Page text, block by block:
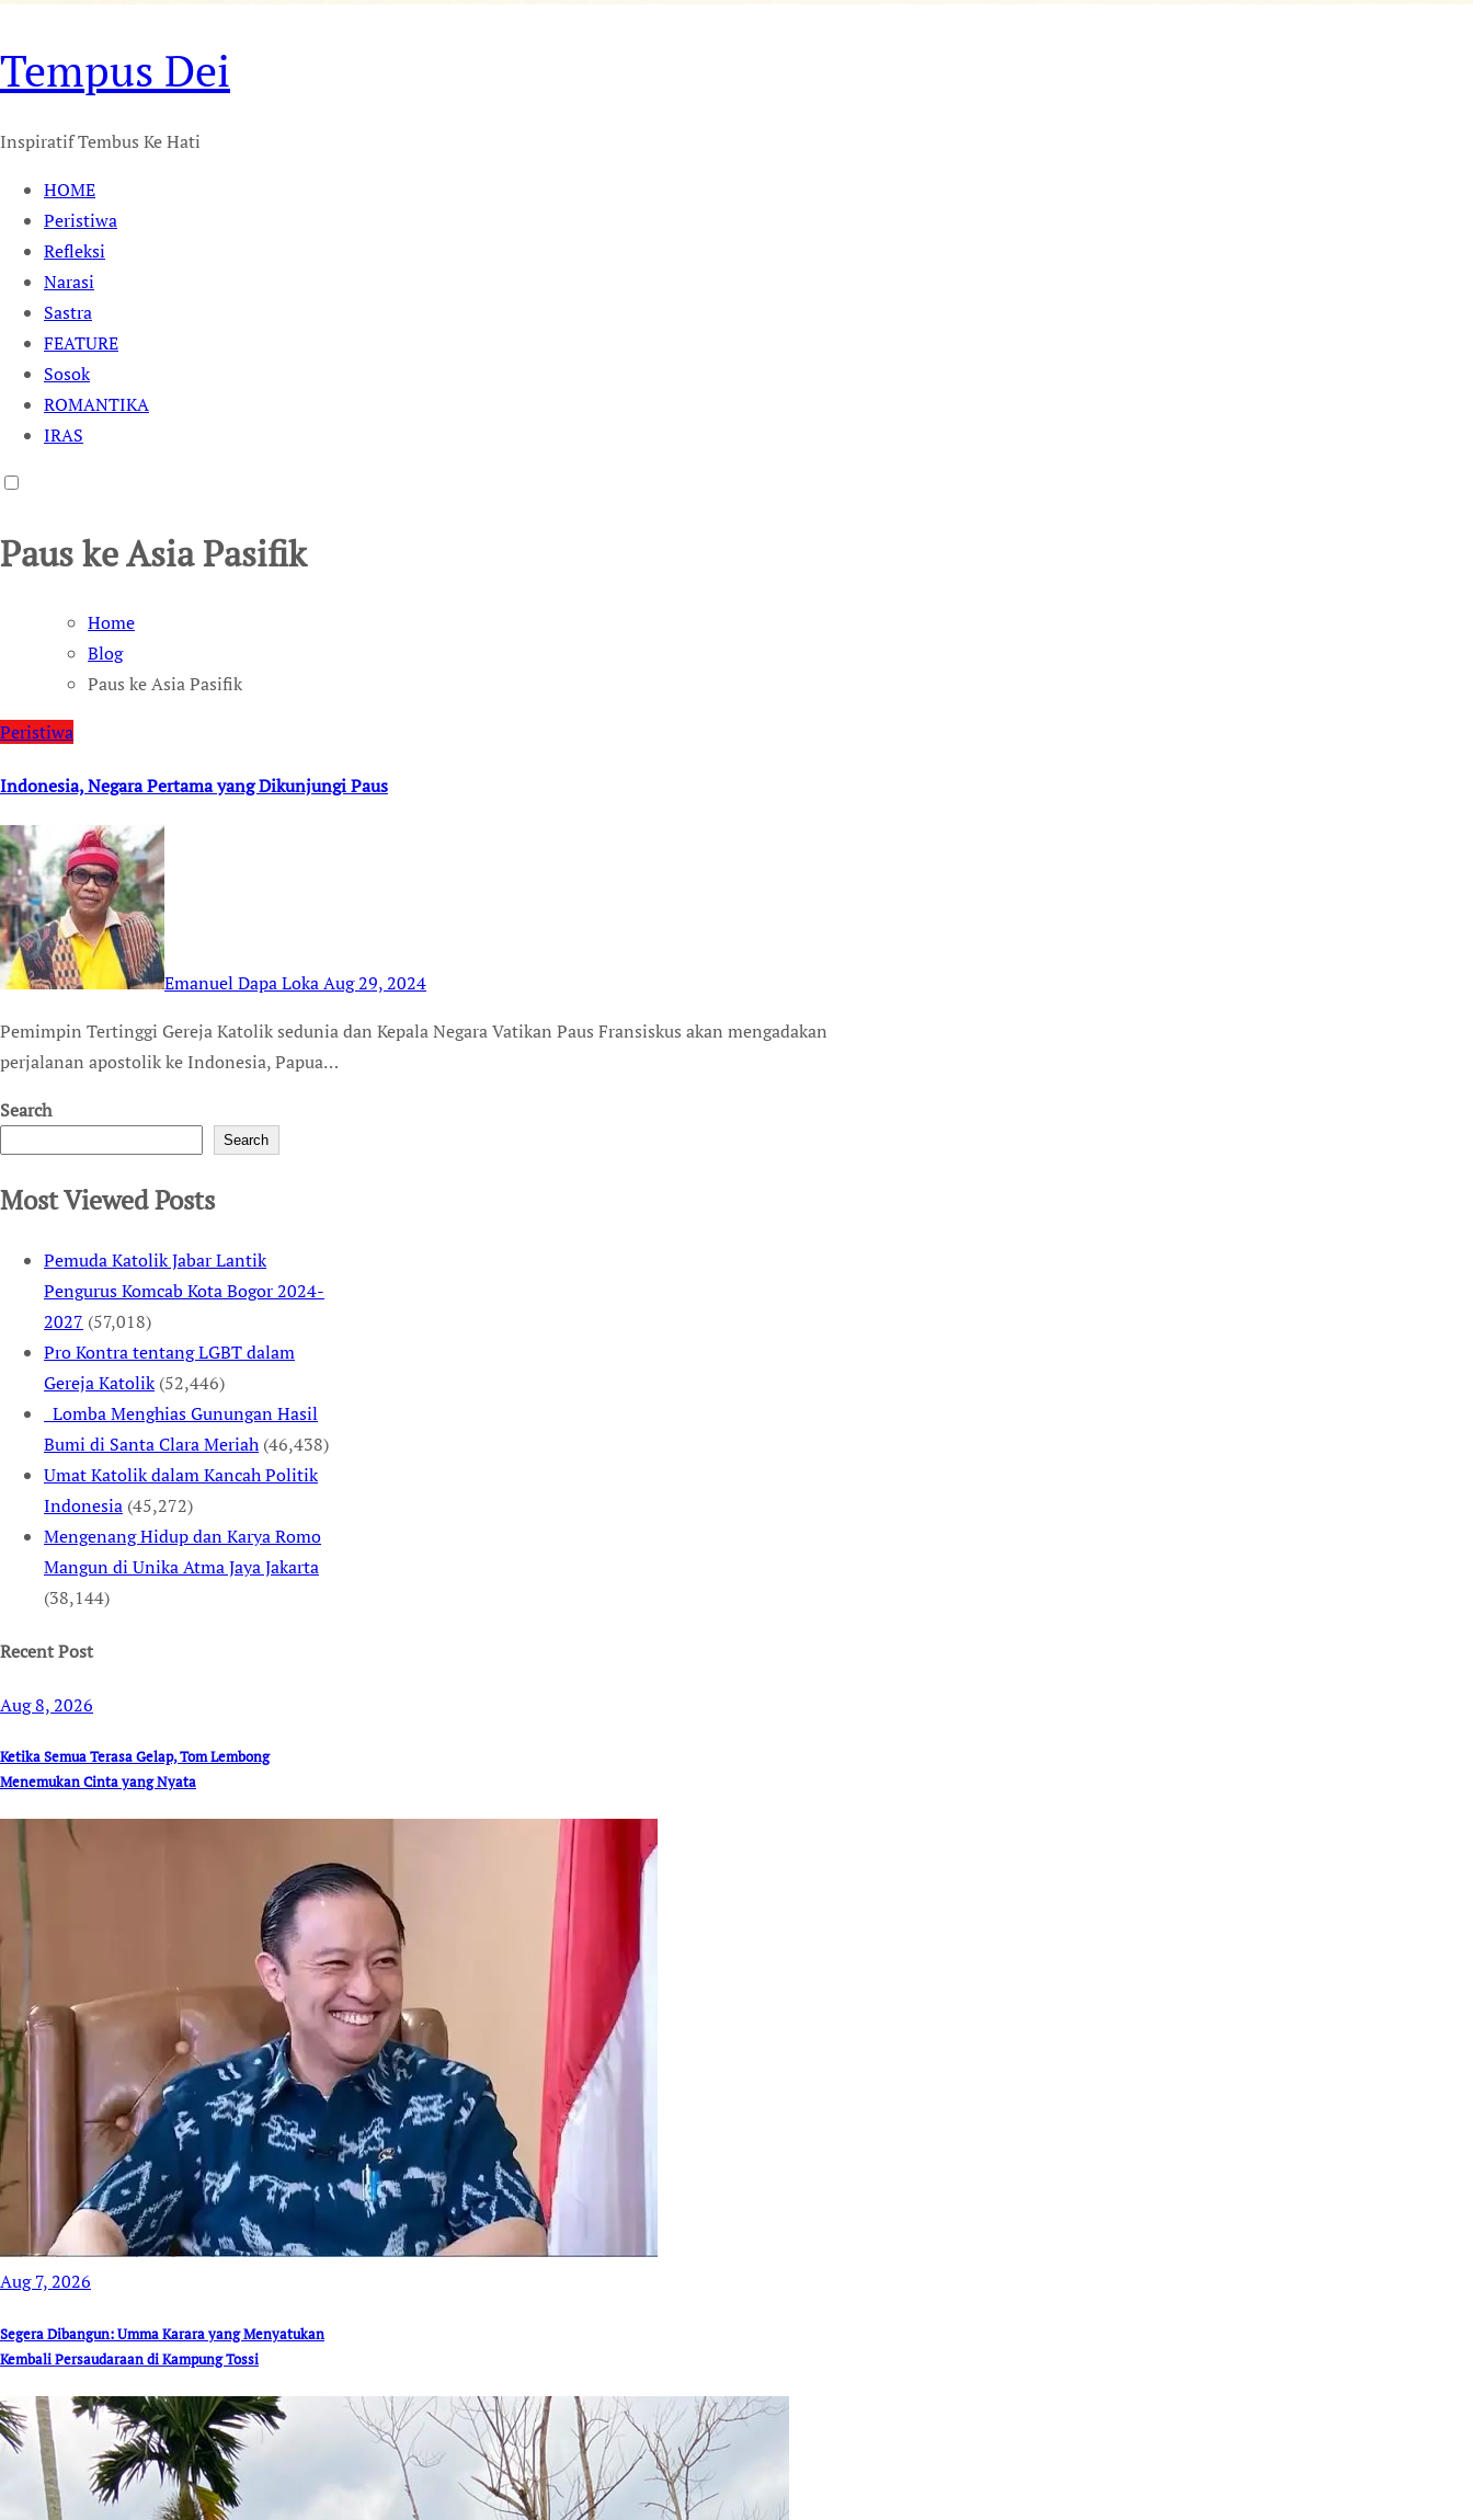
Tempus Dei
Inspiratif Tembus Ke Hati
HOME
Peristiwa
Refleksi
Narasi
Sastra
FEATURE
Sosok
ROMANTIKA
IRAS
Paus ke Asia Pasifik
Home
Blog
Paus ke Asia Pasifik
Peristiwa
Indonesia, Negara Pertama yang Dikunjungi Paus
Emanuel Dapa LokaAug 29, 2024
Pemimpin Tertinggi Gereja Katolik sedunia dan Kepala Negara Vatikan Paus Fransiskus akan mengadakan
perjalanan apostolik ke Indonesia, Papua…
Search
Search
Most Viewed Posts
Pemuda Katolik Jabar Lantik
Pengurus Komcab Kota Bogor 2024-
2027 (57,018)
Pro Kontra tentang LGBT dalam
Gereja Katolik (52,446)
Lomba Menghias Gunungan Hasil
Bumi di Santa Clara Meriah (46,438)
Umat Katolik dalam Kancah Politik
Indonesia (45,272)
Mengenang Hidup dan Karya Romo
Mangun di Unika Atma Jaya Jakarta
(38,144)
Recent Post
Aug 8, 2026
Ketika Semua Terasa Gelap, Tom Lembong
Menemukan Cinta yang Nyata
Aug 7, 2026
Segera Dibangun: Umma Karara yang Menyatukan
Kembali Persaudaraan di Kampung Tossi